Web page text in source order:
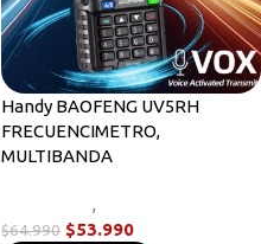
Handy BAOFENG UV5RH
FRECUENCIMETRO,
MULTIBANDA
,
$64.990 $53.990